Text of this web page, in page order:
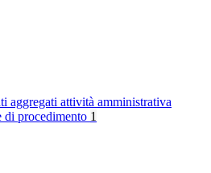
aggregati attività amministrativa
di procedimento 1